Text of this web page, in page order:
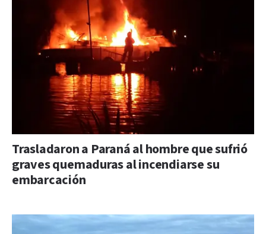
Trasladaron a Paraná al hombre que sufrió
graves quemaduras al incendiarse su
embarcación